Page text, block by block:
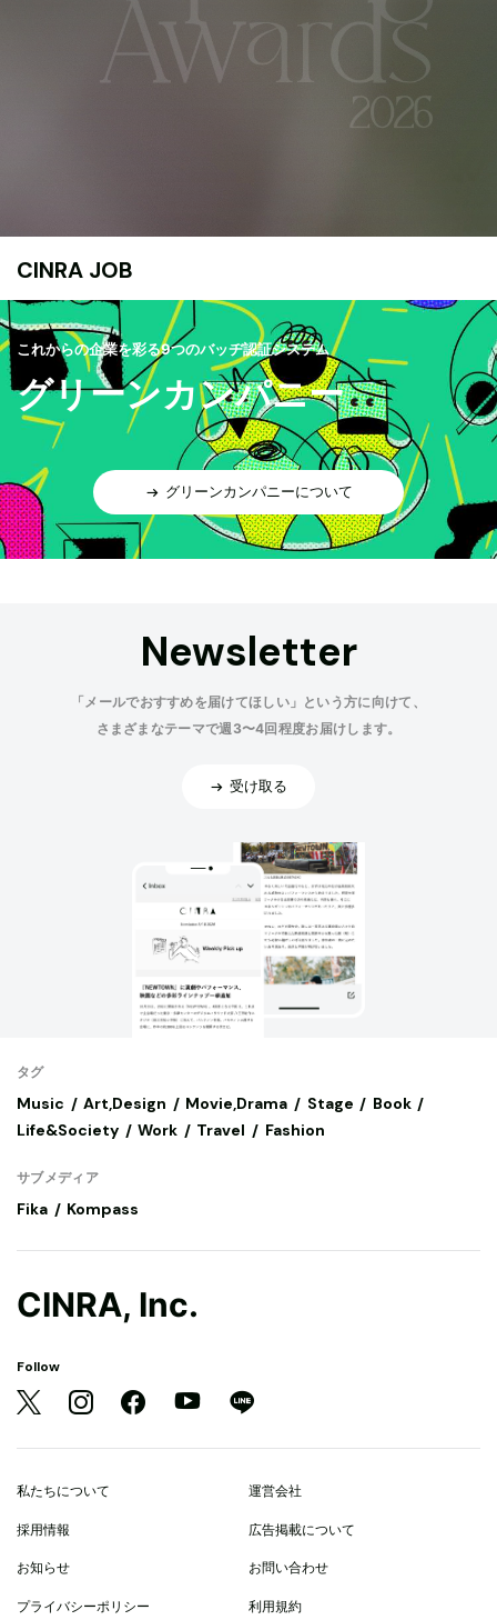
CINRA JOB
これからの企業を彩る9つのバッヂ認証システム
グリーンカンパニー
グリーンカンパニーについて
Newsletter
「メールでおすすめを届けてほしい」という方に向けて、
さまざまなテーマで週3〜4回程度お届けします。
受け取る
タグ
Music Art,Design Movie,Drama Stage
Book
Life&Society
Work Travel Fashion
サブメディア
Fika Kompass
CINRA, Inc.
Follow
私たちについて 運営会社
採用情報 広告掲載について
お知らせ お問い合わせ
プライバシーポリシー 利用規約